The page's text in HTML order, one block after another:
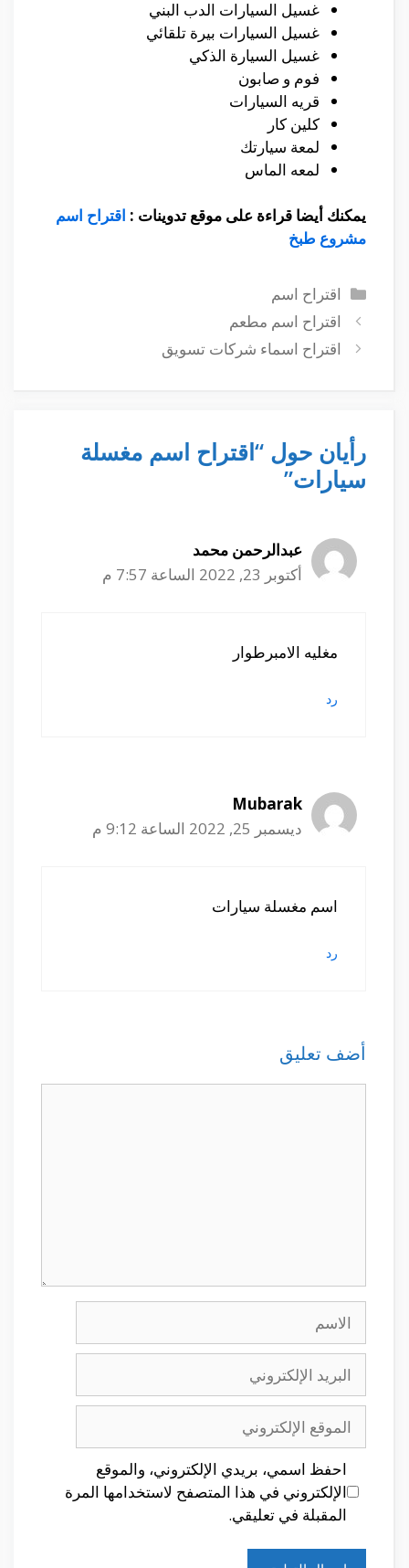
غسيل السيارات الدب البني
غسيل السيارات بيرة تلقائي
غسيل السيارة الذكي
فوم و صابون
قريه السيارات
كلين كار
لمعة سيارتك
لمعه الماس
يمكنك أيضا قراءة على موقع تدوينات : اقتراح اسم
مشروع طبخ
التصنيفات
اقتراح اسم
اقتراح اسم مطعم
اقتراح اسماء شركات تسويق
رأيان حول “اقتراح اسم مغسلة
سيارات”
عبدالرحمن محمد
أكتوبر 23, 2022 الساعة 7:57 م
مغليه الامبرطوار
رد
Mubarak
ديسمبر 25, 2022 الساعة 9:12 م
اسم مغسلة سيارات
رد
أضف تعليق
الإلكتروني
الإلكتروني
احفظ اسمي، بريدي الإلكتروني، والموقع
الإلكتروني في هذا المتصفح لاستخدامها المرة
المقبلة في تعليقي.